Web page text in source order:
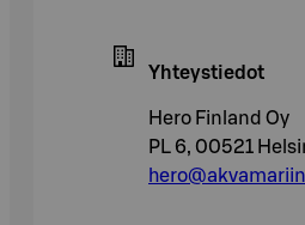
Yhteystiedot
Hero Finland Oy
PL 6, 00521